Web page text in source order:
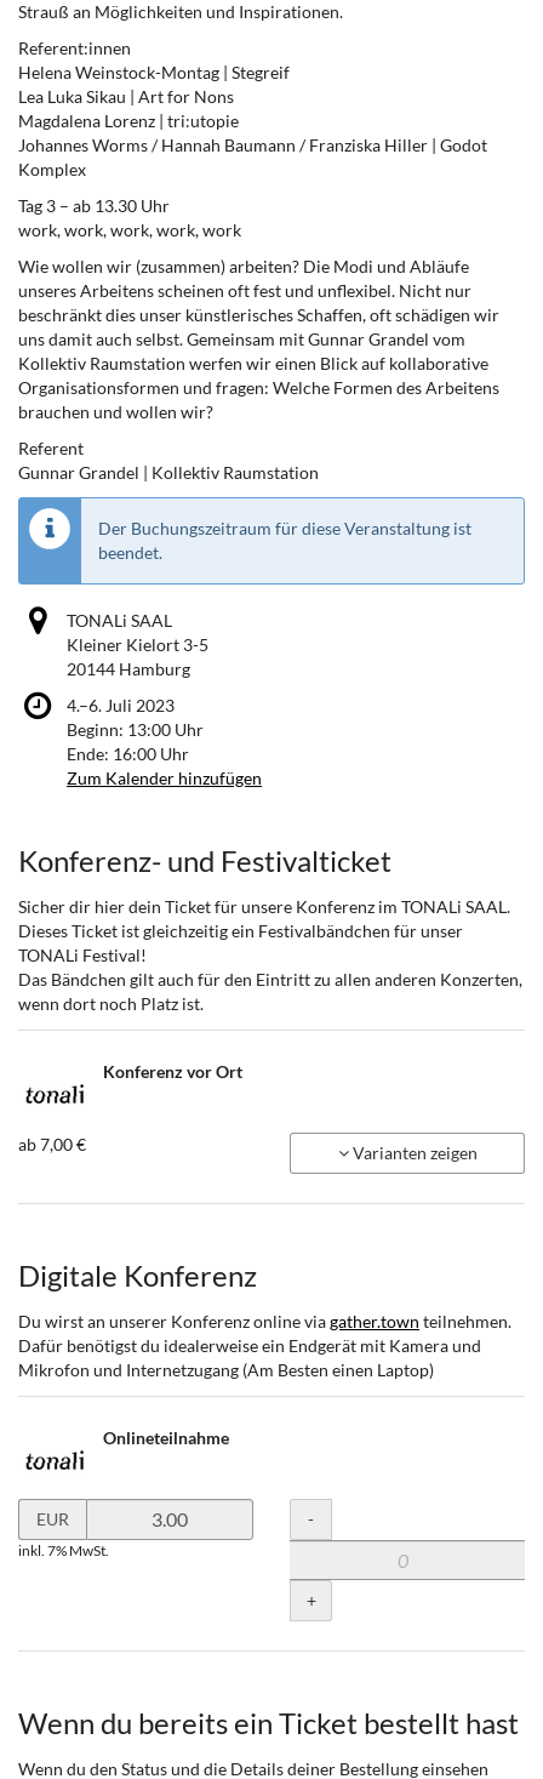
Strauß an Möglichkeiten und Inspirationen.
Referent:innen
Helena Weinstock-Montag | Stegreif
Lea Luka Sikau | Art for Nons
Magdalena Lorenz | tri:utopie
Johannes Worms / Hannah Baumann / Franziska Hiller | Godot
Komplex
Tag 3 – ab 13.30 Uhr
work, work, work, work, work
Wie wollen wir (zusammen) arbeiten? Die Modi und Abläufe
unseres Arbeitens scheinen oft fest und unflexibel. Nicht nur
beschränkt dies unser künstlerisches Schaffen, oft schädigen wir
uns damit auch selbst. Gemeinsam mit Gunnar Grandel vom
Kollektiv Raumstation werfen wir einen Blick auf kollaborative
Organisationsformen und fragen: Welche Formen des Arbeitens
brauchen und wollen wir?
Referent
Gunnar Grandel | Kollektiv Raumstation
Der Buchungszeitraum für diese Veranstaltung ist
beendet.
TONALi SAAL
Kleiner Kielort 3-5
20144 Hamburg
4.–bis
6. Juli 2023
Beginn: 13:00 Uhr
Ende: 16:00 Uhr
Zum Kalender hinzufügen
Produkte
Konferenz- und Festivalticket
Sicher dir hier dein Ticket für unsere Konferenz im TONALi SAAL.
Dieses Ticket ist gleichzeitig ein Festivalbändchen für unser
TONALi Festival!
Das Bändchen gilt auch für den Eintritt zu allen anderen Konzerten,
wenn dort noch Platz ist.
Konferenz vor Ort
ab 7,00 € Varianten zeigen
Digitale Konferenz
Du wirst an unserer Konferenz online viagather.town teilnehmen.
Dafür benötigst du idealerweise ein Endgerät mit Kamera und
Mikrofon und Internetzugang (Am Besten einen Laptop)
Onlineteilnahme
Preis
in
EUR
EUR
inkl. 7% MwSt.
Menge
-
+
Wenn du bereits ein Ticket bestellt hast
Wenn du den Status und die Details deiner Bestellung einsehen